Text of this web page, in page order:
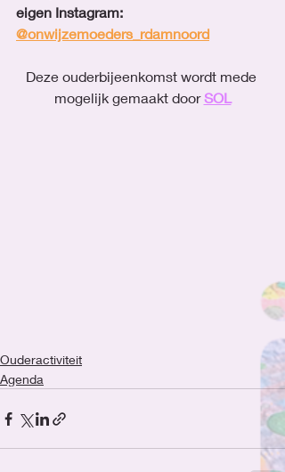
eigen Instagram:
@onwijzemoeders_rdamnoord
Deze ouderbijeenkomst wordt mede
mogelijk gemaakt door SOL
Ouderactiviteit
Agenda